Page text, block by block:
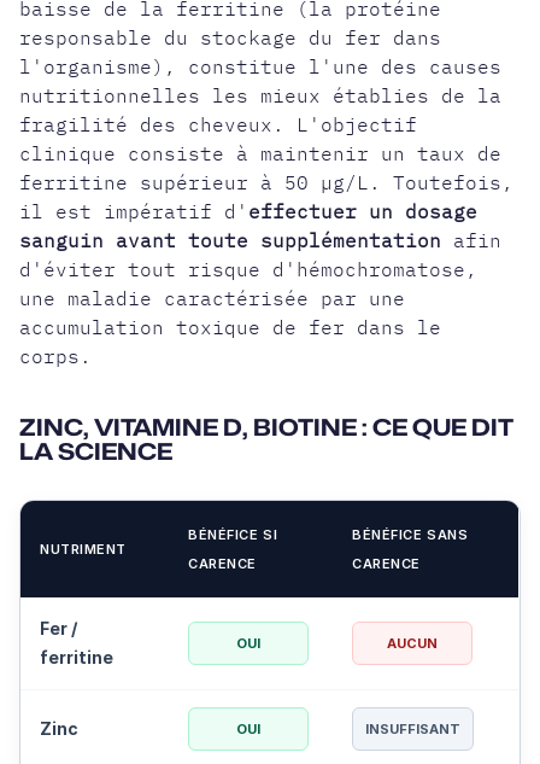
baisse de la ferritine (la protéine
responsable du stockage du fer dans
l'organisme), constitue l'une des causes
nutritionnelles les mieux établies de la
fragilité des cheveux. L'objectif
clinique consiste à maintenir un taux de
ferritine supérieur à 50 µg/L. Toutefois,
il est impératif d' effectuer un dosage
sanguin avant toute supplémentation afin
d'éviter tout risque d'hémochromatose,
une maladie caractérisée par une
accumulation toxique de fer dans le
corps.
ZINC, VITAMINE D, BIOTINE : CE QUE DIT
LA SCIENCE
NUTRIMENT
BÉNÉFICE SI
CARENCE
BÉNÉFICE SANS
CARENCE
Fer /
ferritine
OUI AUCUN
Zinc OUI INSUFFISANT